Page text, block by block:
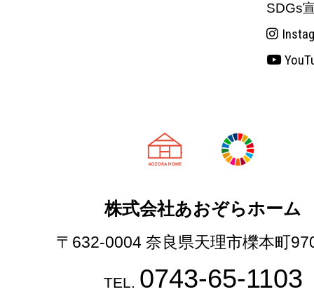
SDGs
天理市の注文
株式会社あおぞらホーム
〒632-0004 奈良県天理市櫟本町
TEL. 0743-65-1103